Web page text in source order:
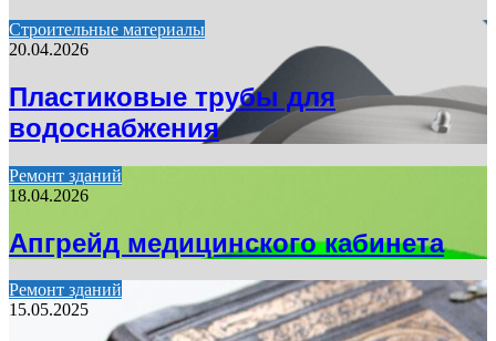
Строительные материалы
20.04.2026
Пластиковые трубы для
водоснабжения
Ремонт зданий
18.04.2026
Апгрейд медицинского кабинета
Ремонт зданий
15.05.2025